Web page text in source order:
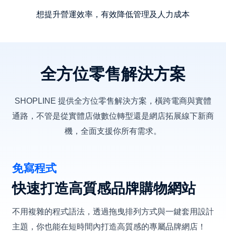
想提升營運效率，有效降低管理及人力成本
全方位零售解決方案
SHOPLINE 提供全方位零售解決方案，橫跨電商與實體
通路，不管是從實體店做數位轉型還是網店拓展線下新商
機，全面支援你所有需求。
免寫程式
快速打造高質感品牌購物網站
不用複雜的程式語法，透過拖曳排列方式與一鍵套用設計
主題，你也能在短時間內打造高質感的專屬品牌網店！